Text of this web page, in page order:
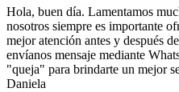
Hola, buen día. Lamentamos
nosotros siempre es importante
mejor atención antes y después
envíanos mensaje mediante
"queja" para brindarte un mejor
Daniela